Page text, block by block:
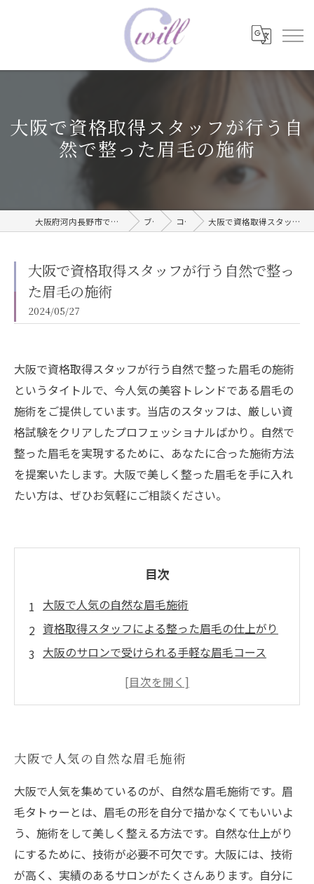
大阪で資格取得スタッフが行う自
然で整った眉毛の施術
大阪府河内長野市で眉毛タトゥーならwill care サロン ブログ コラム 大阪で資格取得スタッフが行う自然で整った眉毛の施術
大阪で資格取得スタッフが行う自然で整っ
た眉毛の施術
2024/05/27
大阪で資格取得スタッフが行う自然で整った眉毛の施術
というタイトルで、今人気の美容トレンドである眉毛の
施術をご提供しています。当店のスタッフは、厳しい資
格試験をクリアしたプロフェッショナルばかり。自然で
整った眉毛を実現するために、あなたに合った施術方法
を提案いたします。大阪で美しく整った眉毛を手に入れ
たい方は、ぜひお気軽にご相談ください。
目次
大阪で人気の自然な眉毛施術
資格取得スタッフによる整った眉毛の仕上がり
大阪のサロンで受けられる手軽な眉毛コース
自分に合った眉形提案から施術まで一貫して担
大阪で人気の自然な眉毛施術
大阪で人気を集めているのが、自然な眉毛施術です。眉
毛タトゥーとは、眉毛の形を自分で描かなくてもいいよ
う、施術をして美しく整える方法です。自然な仕上がり
にするために、技術が必要不可欠です。大阪には、技術
が高く、実績のあるサロンがたくさんあります。自分に